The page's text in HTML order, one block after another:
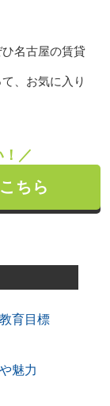
名古屋の賃貸
て、お気に入り
／
ちら
育目標
魅力